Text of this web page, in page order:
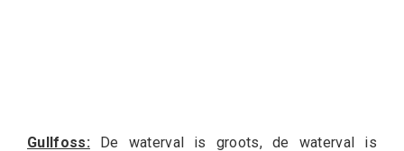
Gullfoss:De waterval is groots, de waterval is